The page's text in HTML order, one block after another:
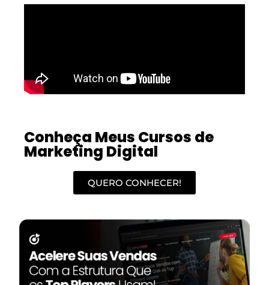
Conheça Meus Cursos de
Marketing Digital
QUERO CONHECER!